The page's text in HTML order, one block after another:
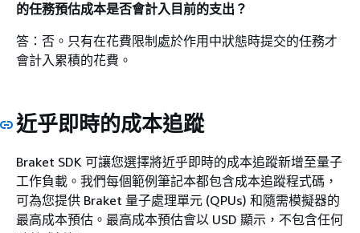
的任務預估成本是否會計入目前的支出？
答：否。只有在花費限制處於作用中狀態時提交的任務才
會計入累積的花費。
近乎即時的成本追蹤
Braket SDK 可讓您選擇將近乎即時的成本追蹤新增至量子
工作負載。我們每個範例筆記本都包含成本追蹤程式碼，
可為您提供 Braket 量子處理單元 (QPUs) 和隨需模擬器的
最高成本預估。最高成本預估會以 USD 顯示，不包含任何